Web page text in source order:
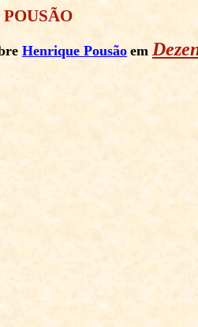
Henrique Pousão em